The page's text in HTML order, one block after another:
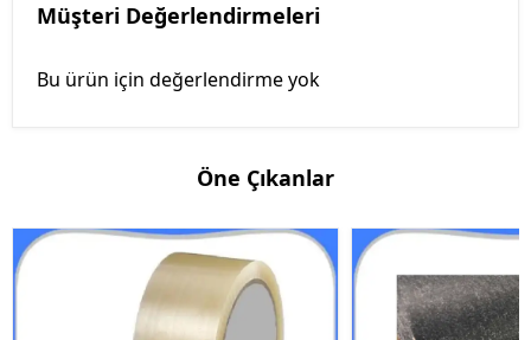
Müşteri Değerlendirmeleri
Bu ürün için değerlendirme yok
Öne Çıkanlar